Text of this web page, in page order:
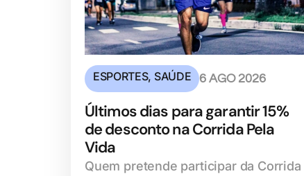
ESPORTES, SAÚDE 6 AGO 2026
Últimos dias para garantir 15%
de desconto na Corrida Pela
Vida
Quem pretende participar da Corrida